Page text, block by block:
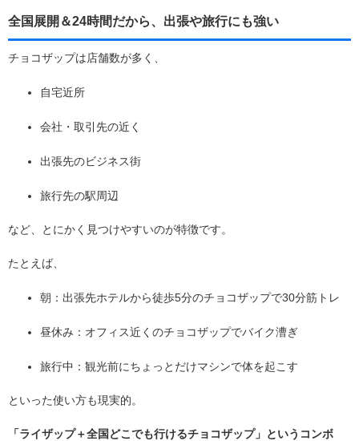
全国展開＆24時間だから、出張や旅行にも強い
チョコザップは店舗数が多く、
自宅近所
会社・取引先の近く
出張先のビジネス街
旅行先の駅周辺
など、とにかく見つけやすいのが特徴です。
たとえば、
朝：出張先ホテルから徒歩5分のチョコザップで30分筋トレ
昼休み：オフィス近くのチョコザップでバイク漕ぎ
旅行中：観光前にちょっとだけマシンで体を起こす
といった使い方も現実的。
「ライザップ＋全国どこでも行けるチョコザップ」というコンボ